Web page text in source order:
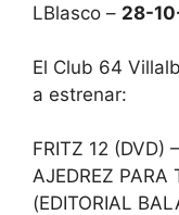
LBlasco – 28-
El Club 64
a estrenar:
FRITZ 12 (DVD)
AJEDREZ PARA
(EDITORIAL